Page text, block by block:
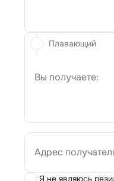
Вы получаете:
Адрес
Я не являюсь
Плавающий